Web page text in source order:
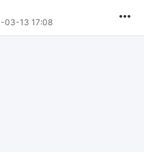
03-13 17:08